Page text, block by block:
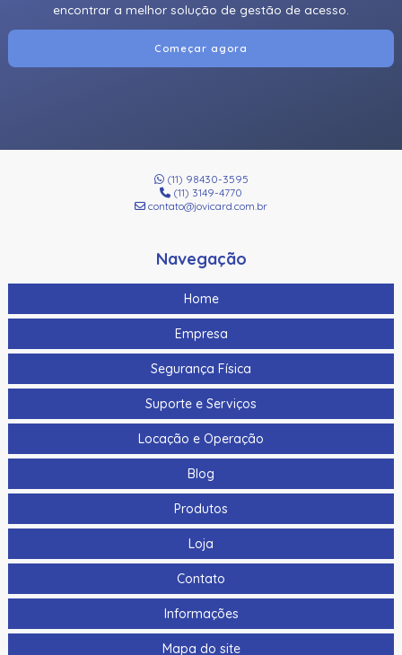
encontrar a melhor solução de gestão de acesso.
Começar agora
(11) 98430-3595
(11) 3149-4770
contato@jovicard.com.br
Navegação
Home
Empresa
Segurança Física
Suporte e Serviços
Locação e Operação
Blog
Produtos
Loja
Contato
Informações
Mapa do site